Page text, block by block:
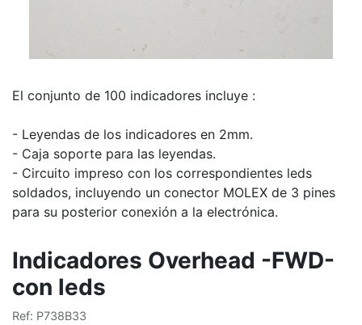
El conjunto de 100 indicadores incluye :
- Leyendas de los indicadores en 2mm.
- Caja soporte para las leyendas.
- Circuito impreso con los correspondientes leds
soldados, incluyendo un conector MOLEX de 3 pines
para su posterior conexión a la electrónica.
Indicadores Overhead -FWD-
con leds
Ref: P738B33